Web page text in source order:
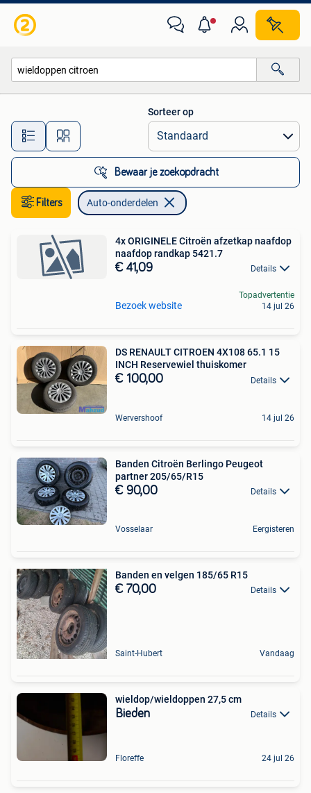
Alle afstanden…
Sorteer op
Bewaar je zoekopdracht
Filters Auto-onderdelen
4x ORIGINELE Citroën afzetkap naafdop
naafdop randkap 5421.7
€ 41,09 Details
Bezoek website
Topadvertentie
14 jul 26
DS RENAULT CITROEN 4X108 65.1 15
INCH Reservewiel thuiskomer
€ 100,00 Details
Wervershoof 14 jul 26
Banden Citroën Berlingo Peugeot
partner 205/65/R15
€ 90,00 Details
Vosselaar Eergisteren
Banden en velgen 185/65 R15
€ 70,00 Details
Saint-Hubert Vandaag
wieldop/wieldoppen 27,5 cm
Bieden Details
Floreffe 24 jul 26